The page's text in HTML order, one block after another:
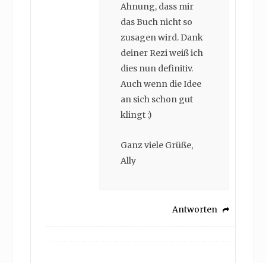
Ahnung, dass mir
das Buch nicht so
zusagen wird. Dank
deiner Rezi weiß ich
dies nun definitiv.
Auch wenn die Idee
an sich schon gut
klingt :)
Ganz viele Grüße,
Ally
Antworten